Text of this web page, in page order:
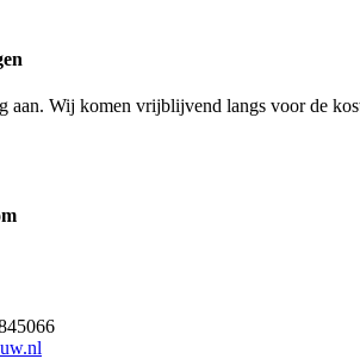
aan. Wij komen vrijblijvend langs voor de